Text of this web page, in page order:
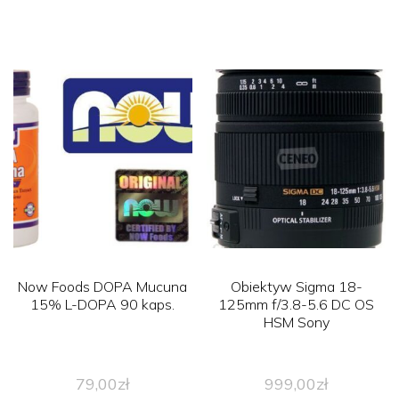
Now Foods DOPA Mucuna
15% L-DOPA 90 kaps.
79,00zł
Obiektyw Sigma 18-
125mm f/3.8-5.6 DC OS
HSM Sony
999,00zł